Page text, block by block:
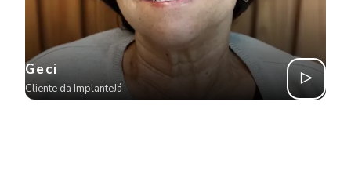
Geci
Cliente da ImplanteJá